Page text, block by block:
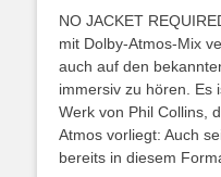
NO JACKET
mit Dolby-Atmos-Mix
auch auf den
immersiv zu hören. Es
Werk von Phil Collins,
Atmos vorliegt: Auch
bereits in diesem